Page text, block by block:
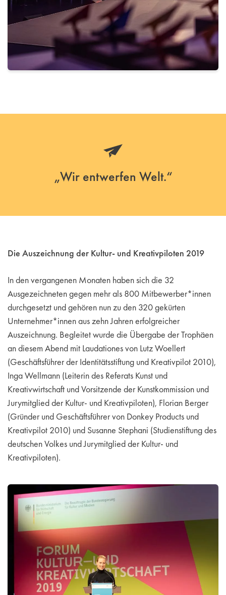
„Wir entwerfen Welt.“
Die Auszeichnung der Kultur- und Kreativpiloten 2019
In den vergangenen Monaten haben sich die 32
Ausgezeichneten gegen mehr als 800 Mitbewerber*innen
durchgesetzt und gehören nun zu den 320 gekürten
Unternehmer*innen aus zehn Jahren erfolgreicher
Auszeichnung. Begleitet wurde die Übergabe der Trophäen
an diesem Abend mit Laudationes von Lutz Woellert
(Geschäftsführer der Identitätsstiftung und Kreativpilot 2010),
Inga Wellmann (Leiterin des Referats Kunst und
Kreativwirtschaft und Vorsitzende der Kunstkommission und
Jurymitglied der Kultur- und Kreativpiloten), Florian Berger
(Gründer und Geschäftsführer von Donkey Products und
Kreativpilot 2010) und Susanne Stephani (Studienstiftung des
deutschen Volkes und Jurymitglied der Kultur- und
Kreativpiloten).